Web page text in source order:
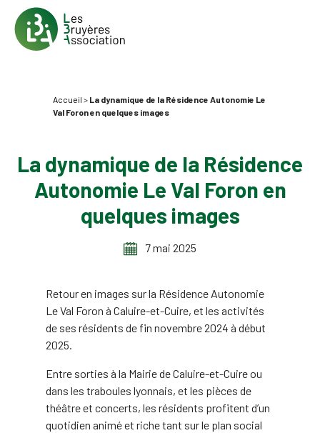
Accueil > La dynamique de la Résidence Autonomie Le
Val Foron en quelques images
La dynamique de la Résidence
Autonomie Le Val Foron en
quelques images
7 mai 2025
Retour en images sur la Résidence Autonomie
Le Val Foron à Caluire-et-Cuire, et les activités
de ses résidents de fin novembre 2024 à début
2025.
Entre sorties à la Mairie de Caluire-et-Cuire ou
dans les traboules lyonnais, et les pièces de
théâtre et concerts, les résidents profitent d’un
quotidien animé et riche tant sur le plan social